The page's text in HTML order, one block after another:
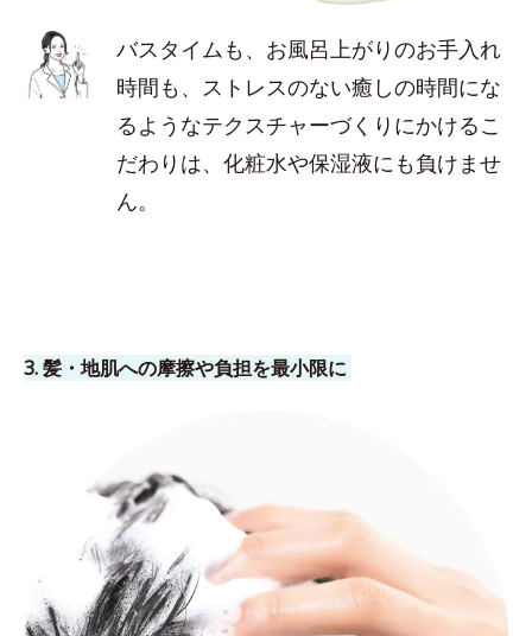
バスタイムも、お風呂上がりのお手入れ
時間も、ストレスのない癒しの時間にな
るようなテクスチャーづくりにかけるこ
だわりは、化粧水や保湿液にも負けませ
ん。
3. 髪・地肌への摩擦や負担を最小限に